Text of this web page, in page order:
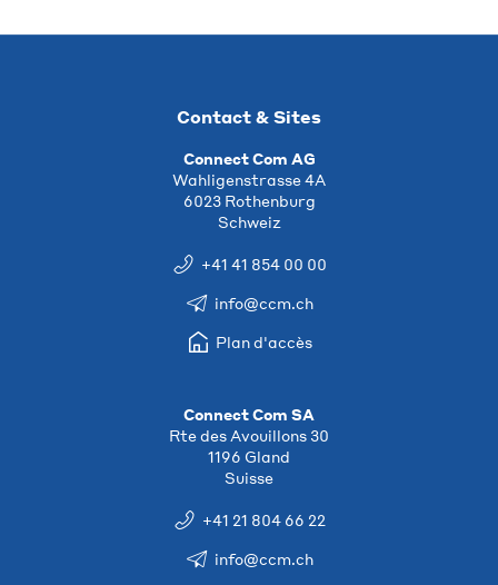
Contact & Sites
Connect Com AG
Wahligenstrasse 4A
6023 Rothenburg
Schweiz
+41 41 854 00 00
info@ccm.ch
Plan d'accès
Connect Com SA
Rte des Avouillons 30
1196 Gland
Suisse
+41 21 804 66 22
info@ccm.ch